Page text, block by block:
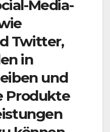
Media-
Twitter,
in
und
Produkte